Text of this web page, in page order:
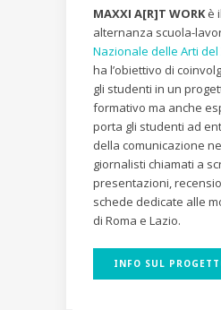
MAXXI A[R]T WORKè
alternanza scuola-
Nazionale delle Arti del
ha l’obiettivo di
gli studenti in un
formativo ma anche
porta gli studenti ad
della comunicazione
giornalisti chiamati a
presentazioni,
schede dedicate alle
di Roma e Lazio.
INFO SUL